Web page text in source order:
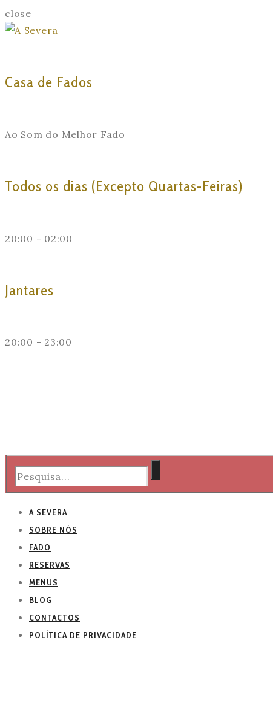
close
Casa de Fados
Ao Som do Melhor Fado
Todos os dias (Excepto Quartas-Feiras)
20:00 - 02:00
Jantares
20:00 - 23:00
A SEVERA
SOBRE NÓS
FADO
RESERVAS
MENUS
BLOG
CONTACTOS
POLÍTICA DE PRIVACIDADE